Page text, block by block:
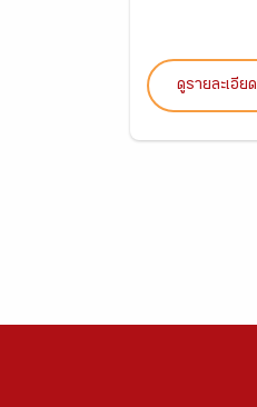
ดูรายละเอียด